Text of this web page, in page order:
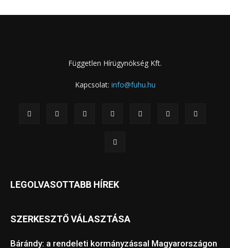
Független Hírügynökség Kft.
Kapcsolat: info@fuhu.hu
LEGOLVASOTTABB HÍREK
SZERKESZTŐ VÁLASZTÁSA
Bárándy: a rendeleti kormányzással Magyarországon